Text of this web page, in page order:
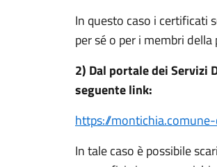
In questo caso i certificati
per sé o per i membri
2) Dal portale dei Servizi
seguente link:
https://montichia.comune-
In tale caso è possibile